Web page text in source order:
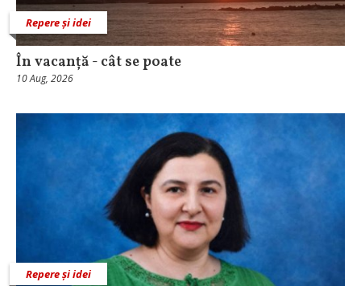
Repere și idei
În vacanță - cât se poate
10 Aug, 2026
Repere și idei